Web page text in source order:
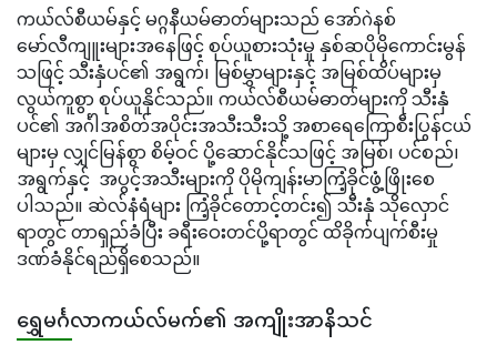
ကယ်လ်စီယမ်နှင့် မဂ္ဂနီယမ်ဓာတ်များသည် အော်ဂဲနစ်
မော်လီကျူးများအနေဖြင့် စုပ်ယူစားသုံးမှု နှစ်ဆပိုမိုကောင်းမွန်
သဖြင့် သီးနှံပင်၏ အရွက်၊ မြစ်မွှာများနှင့် အမြစ်ထိပ်များမှ
လွယ်ကူစွာ စုပ်ယူနိုင်သည်။ ကယ်လ်စီယမ်ဓာတ်များကို သီးနှံ
ပင်၏ အင်္ဂါအစိတ်အပိုင်းအသီးသီးသို့ အစာရေကြောစီးပြွန်ငယ်
များမှ လျှင်မြန်စွာ စိမ့်ဝင် ပို့ဆောင်နိုင်သဖြင့် အမြစ်၊ ပင်စည်၊
အရွက်နှင့် အပွင့်အသီးများကို ပိုမိုကျန်းမာကြံ့ခိုင်ဖွံ့ဖြိုးစေ
ပါသည်။ ဆဲလ်နံရံများ ကြံ့ခိုင်တောင့်တင်း၍ သီးနှံ သိုလှောင်
ရာတွင် တာရှည်ခံပြီး ခရီးဝေးတင်ပို့ရာတွင် ထိခိုက်ပျက်စီးမှု
ဒဏ်ခံနိုင်ရည်ရှိစေသည်။
ရွှေမင်္ဂလာကယ်လ်မက်၏ အကျိုးအာနိသင်